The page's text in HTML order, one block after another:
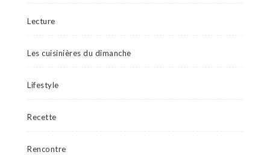
Lecture
Les cuisinières du dimanche
Lifestyle
Recette
Rencontre